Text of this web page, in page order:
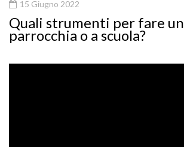
15 Giugno 2022
Quali strumenti per fare
parrocchia o a scuola?